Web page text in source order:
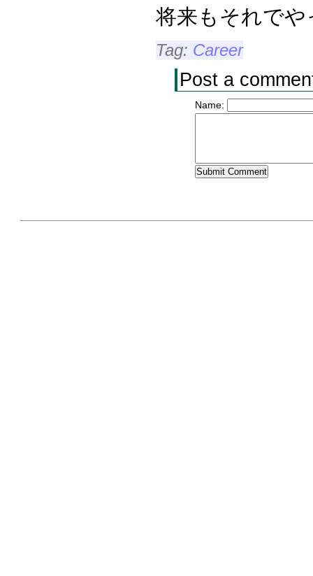
将来もそれで
Tag: Career
Post a
Name: